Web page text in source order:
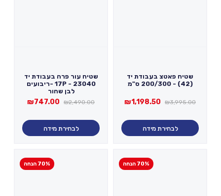
שטיח פאטצ בעבודת יד
(42) - 200/300 ס"מ
₪3,995.00
המחיר
היה:
₪3,995.00.
₪1,198.50
המחיר
₪1,198.50.
לבחירת מידה
שטיח עור פרה בעבודת יד
17P - 23040 -ריבועים
לבן שחור
₪2,490.00
המחיר
היה:
₪2,490.00.
₪747.00
המחיר
לבחירת מידה
70% הנחה 70% הנחה